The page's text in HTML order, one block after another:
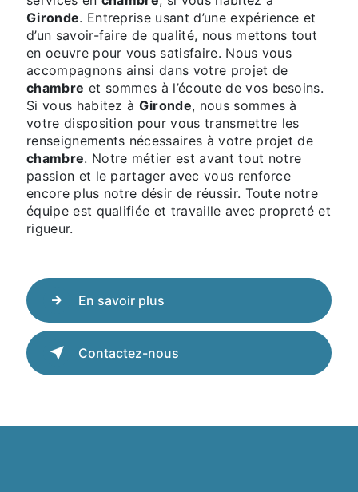
Gironde. Entreprise usant d’une expérience et
d’un savoir-faire de qualité, nous mettons tout
en oeuvre pour vous satisfaire. Nous vous
accompagnons ainsi dans votre projet de
chambre et sommes à l’écoute de vos besoins.
Si vous habitez à Gironde, nous sommes à
votre disposition pour vous transmettre les
renseignements nécessaires à votre projet de
chambre. Notre métier est avant tout notre
passion et le partager avec vous renforce
encore plus notre désir de réussir. Toute notre
équipe est qualifiée et travaille avec propreté et
rigueur.
En savoir plus
Contactez-nous